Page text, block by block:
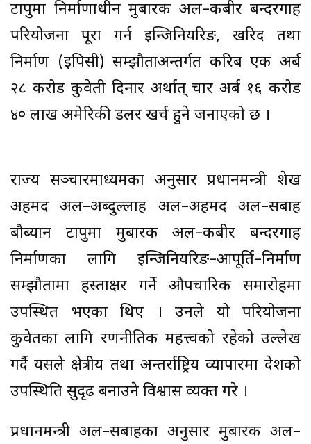
टापुमा निर्माणाधीन मुबारक अल–कबीर बन्दरगाह
परियोजना पूरा गर्न इन्जिनियरिङ, खरिद तथा
निर्माण (इपिसी) सम्झौताअन्तर्गत करिब एक अर्ब
२८ करोड कुवेती दिनार अर्थात् चार अर्ब १६ करोड
४० लाख अमेरिकी डलर खर्च हुने जनाएको छ ।
राज्य सञ्चारमाध्यमका अनुसार प्रधानमन्त्री शेख
अहमद अल–अब्दुल्लाह अल–अहमद अल–सबाह
बौब्यान टापुमा मुबारक अल–कबीर बन्दरगाह
निर्माणका लागि इन्जिनियरिङ–आपूर्ति–निर्माण
सम्झौतामा हस्ताक्षर गर्ने औपचारिक समारोहमा
उपस्थित भएका थिए । उनले यो परियोजना
कुवेतका लागि रणनीतिक महत्त्वको रहेको उल्लेख
गर्दै यसले क्षेत्रीय तथा अन्तर्राष्ट्रिय व्यापारमा देशको
उपस्थिति सुदृढ बनाउने विश्वास व्यक्त गरे ।
प्रधानमन्त्री अल–सबाहका अनुसार मुबारक अल–